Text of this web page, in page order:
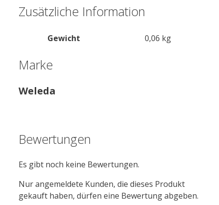
Zusätzliche Information
Gewicht 0,06 kg
Marke
Weleda
Bewertungen
Es gibt noch keine Bewertungen.
Nur angemeldete Kunden, die dieses Produkt
gekauft haben, dürfen eine Bewertung abgeben.